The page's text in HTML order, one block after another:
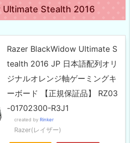
Ultimate Stealth 2016
Razer BlackWidow Ultimate S
tealth 2016 JP 日本語配列オリ
ジナルオレンジ軸ゲーミングキ
ーボード 【正規保証品】 RZ03
-01702300-R3J1
created by Rinker
Razer(レイザー)